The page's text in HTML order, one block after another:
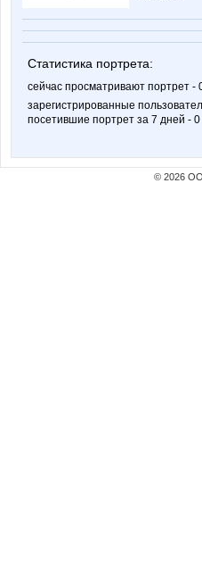
Статистика портрета:
сейчас просматривают портрет -
зарегистрированные
посетившие портрет за 7 дней - 0
© 2026